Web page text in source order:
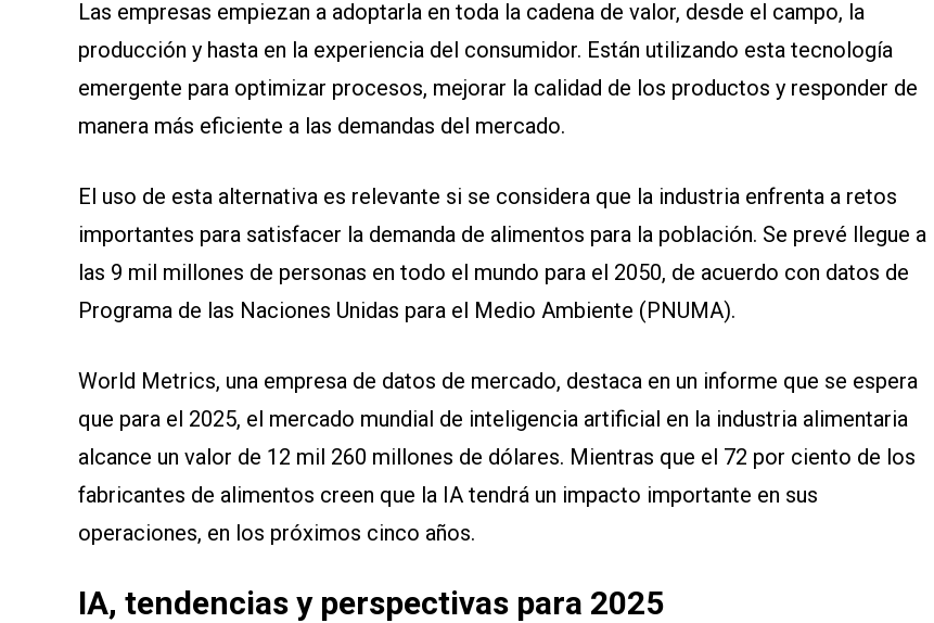
Las empresas empiezan a adoptarla en toda la cadena de valor, desde el campo, la
producción y hasta en la experiencia del consumidor. Están utilizando esta tecnología
emergente para optimizar procesos, mejorar la calidad de los productos y responder de
manera más eficiente a las demandas del mercado.
El uso de esta alternativa es relevante si se considera que la industria enfrenta a retos
importantes para satisfacer la demanda de alimentos para la población. Se prevé llegue a
las 9 mil millones de personas en todo el mundo para el 2050, de acuerdo con datos de
Programa de las Naciones Unidas para el Medio Ambiente (PNUMA).
World Metrics, una empresa de datos de mercado, destaca en un informe que se espera
que para el 2025, el mercado mundial de inteligencia artificial en la industria alimentaria
alcance un valor de 12 mil 260 millones de dólares. Mientras que el 72 por ciento de los
fabricantes de alimentos creen que la IA tendrá un impacto importante en sus
operaciones, en los próximos cinco años.
IA, tendencias y perspectivas para 2025